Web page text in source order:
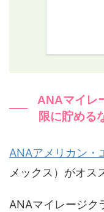
ANAマイレ
限に貯める
ANAアメリカン・
メックス）がオス
ANAマイレージク